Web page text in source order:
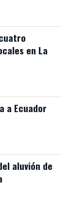
en La
a Ecuador
aluvión de